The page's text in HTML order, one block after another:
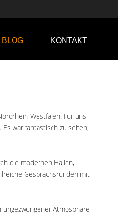
BLOG KONTAKT
Westfalen. Für uns
war fantastisch zu sehen,
die modernen Hallen,
Gesprächsrunden mit
Atmosphäre